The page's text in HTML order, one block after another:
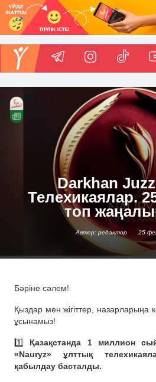
Darkhan
Телехикаялар.
топ
Автор: редактор 25
Бәріне сәлем!
Қыздар мен жігіттер, назарларыңа
ұсынамыз!
1️⃣ Қазақстанда 1 миллион
«Nauryz» ұлттық
қабылдау басталды.